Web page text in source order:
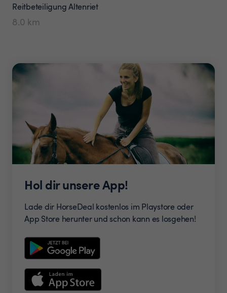
ReitbeteiligungAltenriet
8.0 km
Hol dir unsere App!
Lade dir HorseDeal kostenlos im Playstore oder
App Store herunter und schon kann es losgehen!